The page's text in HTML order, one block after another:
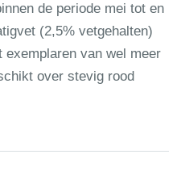
de periode mei tot en
(2,5% vetgehalten)
exemplaren van wel meer
over stevig rood